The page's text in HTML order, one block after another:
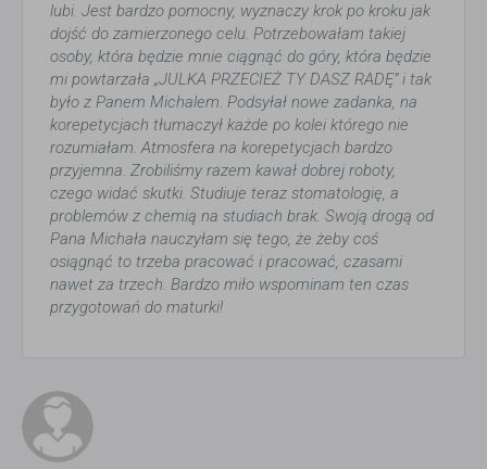
lubi. Jest bardzo pomocny, wyznaczy krok po kroku jak
dojść do zamierzonego celu. Potrzebowałam takiej
osoby, która będzie mnie ciągnąć do góry, która będzie
mi powtarzała „JULKA PRZECIEŻ TY DASZ RADĘ” i tak
było z Panem Michalem. Podsyłał nowe zadanka, na
korepetycjach tłumaczył każde po kolei którego nie
rozumiałam. Atmosfera na korepetycjach bardzo
przyjemna. Zrobiliśmy razem kawał dobrej roboty,
czego widać skutki. Studiuje teraz stomatologię, a
problemów z chemią na studiach brak. Swoją drogą od
Pana Michała nauczyłam się tego, że żeby coś
osiągnąć to trzeba pracować i pracować, czasami
nawet za trzech. Bardzo miło wspominam ten czas
przygotowań do maturki!